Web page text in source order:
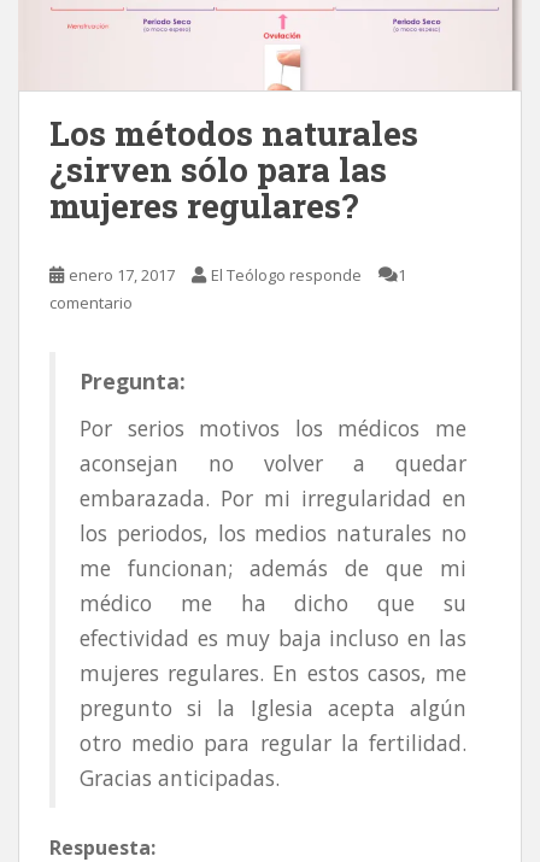
Los métodos naturales
¿sirven sólo para las
mujeres regulares?
enero 17, 2017 El Teólogo responde
1
comentario
Pregunta:
Por serios motivos los médicos me
aconsejan no volver a quedar
embarazada. Por mi irregularidad en
los periodos, los medios naturales no
me funcionan; además de que mi
médico me ha dicho que su
efectividad es muy baja incluso en las
mujeres regulares. En estos casos, me
pregunto si la Iglesia acepta algún
otro medio para regular la fertilidad.
Gracias anticipadas.
Respuesta: